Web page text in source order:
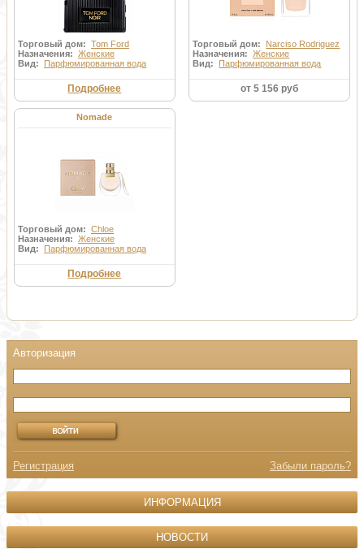
Торговый дом: Tom Ford
Назначения: Женские
Вид: Парфюмированная вода
Подробнее
Торговый дом: Narciso Rodriguez
Назначения:Женские
Вид: Парфюмированная вода
от 5 156 руб
Nomade
Торговый дом: Chloe
Назначения: Женские
Вид: Парфюмированная вода
Подробнее
Регистрация Забыли пароль?
ИНФОРМАЦИЯ
НОВОСТИ